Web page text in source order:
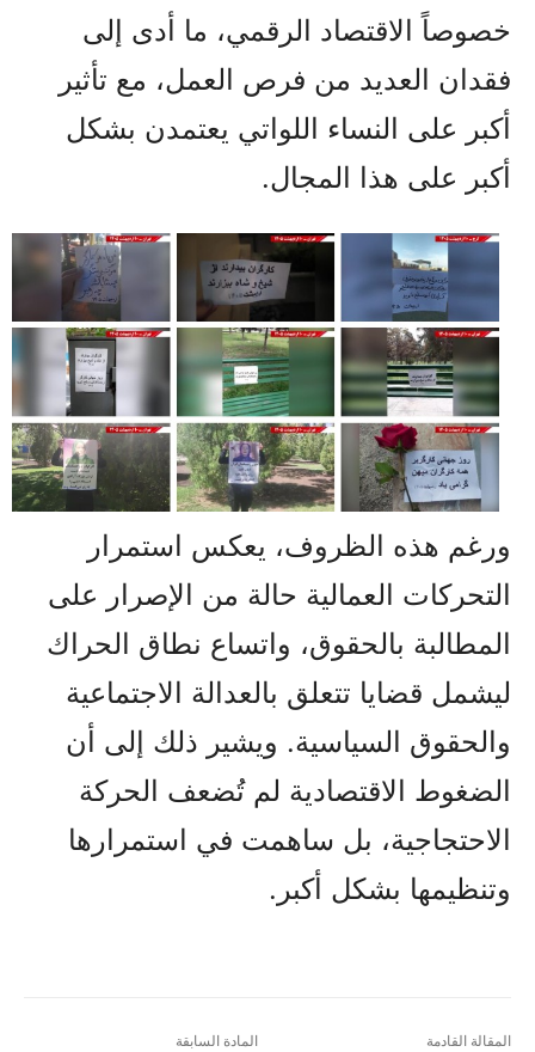
خصوصاً الاقتصاد الرقمي، ما أدى إلى
فقدان العديد من فرص العمل، مع تأثير
أكبر على النساء اللواتي يعتمدن بشكل
أكبر على هذا المجال.
ورغم هذه الظروف، يعكس استمرار
التحركات العمالية حالة من الإصرار على
المطالبة بالحقوق، واتساع نطاق الحراك
ليشمل قضايا تتعلق بالعدالة الاجتماعية
والحقوق السياسية. ويشير ذلك إلى أن
الضغوط الاقتصادية لم تُضعف الحركة
الاحتجاجية، بل ساهمت في استمرارها
وتنظيمها بشكل أكبر.
المادة السابقة المقالة القادمة